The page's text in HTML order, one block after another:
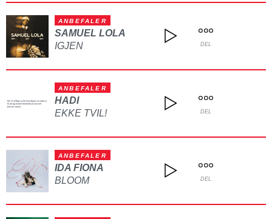
ANBEFALER
SAMUEL LOLA
IGJEN
DEL
ANBEFALER
HADI
EKKE TVIL!
DEL
ANBEFALER
IDA FIONA
BLOOM
DEL